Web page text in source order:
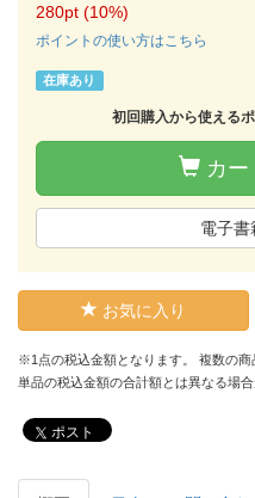
280pt (10%)
ポイントの使い方はこちら
在庫あり
初回購入から使える
カー
電子書
お気に入り
※1点の税込金額となります。 複数の商
単品の税込金額の合計額とは異なる場
ポスト